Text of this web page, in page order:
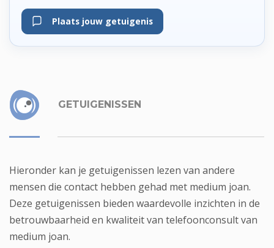
Plaats jouw getuigenis
GETUIGENISSEN
Hieronder kan je getuigenissen lezen van andere
mensen die contact hebben gehad met medium joan.
Deze getuigenissen bieden waardevolle inzichten in de
betrouwbaarheid en kwaliteit van telefoonconsult van
medium joan.